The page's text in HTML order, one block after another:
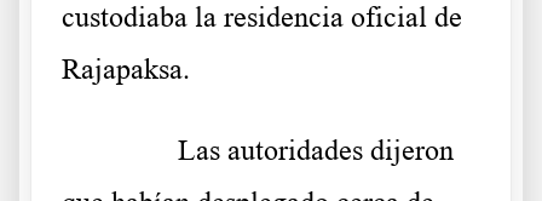
custodiaba la residencia oficial de
Rajapaksa.
Las autoridades dijeron